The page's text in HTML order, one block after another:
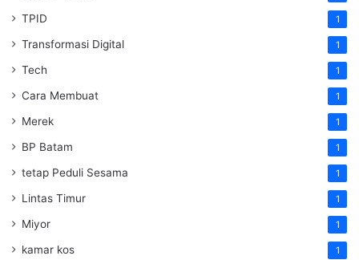
TPID 1
Transformasi Digital 1
Tech 1
Cara Membuat 1
Merek 1
BP Batam 1
tetap Peduli Sesama 1
Lintas Timur 1
Miyor 1
kamar kos 1